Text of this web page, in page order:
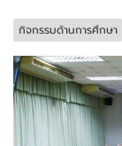
กิจกรรมด้านการศึกษา